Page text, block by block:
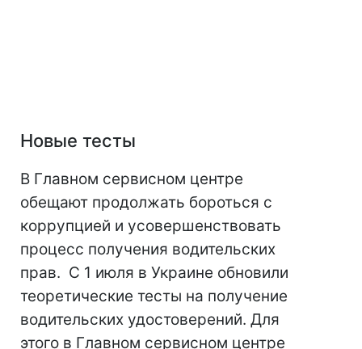
Новые тесты
В Главном сервисном центре
обещают продолжать бороться с
коррупцией и усовершенствовать
процесс получения водительских
прав. С 1 июля в Украине обновили
теоретические тесты на получение
водительских удостоверений. Для
этого в Главном сервисном центре